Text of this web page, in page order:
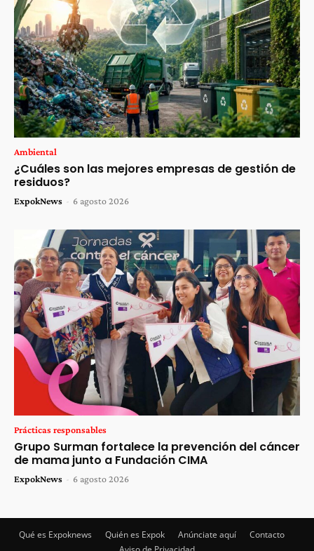
Ambiental
¿Cuáles son las mejores empresas de gestión de
residuos?
ExpokNews - 6 agosto 2026
Prácticas responsables
Grupo Surman fortalece la prevención del cáncer
de mama junto a Fundación CIMA
ExpokNews - 6 agosto 2026
Qué es Expoknews Quién es Expok Anúnciate aquí
Contacto